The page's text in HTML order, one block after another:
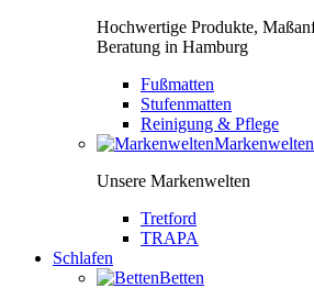
Hochwertige Produkte,
Beratung in Hamburg
Fußmatten
Stufenmatten
Reinigung & Pflege
Markenwelten
Unsere Markenwelten
Tretford
TRAPA
Schlafen
Betten